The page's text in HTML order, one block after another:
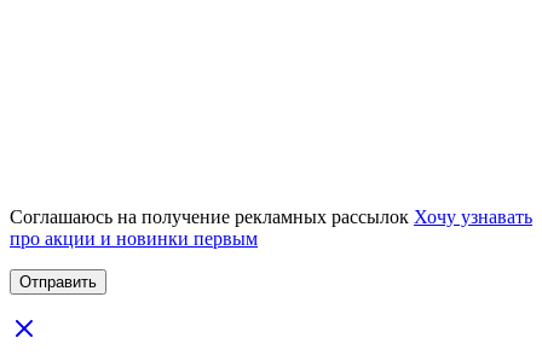
Соглашаюсь на получение рекламных рассылок Хочу узнавать
про акции и новинки первым